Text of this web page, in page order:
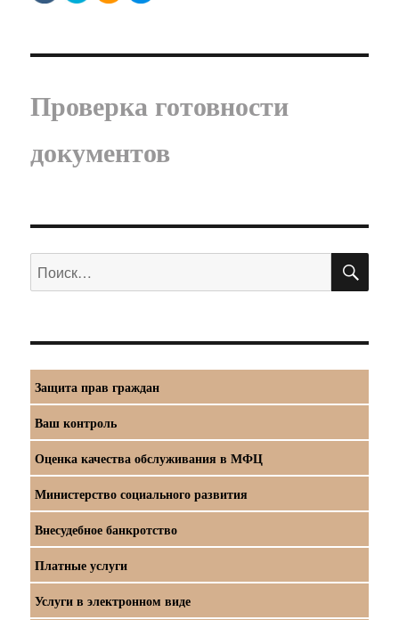
Проверка готовности
документов
Искать:
Защита прав граждан
Ваш контроль
Оценка качества обслуживания в МФЦ
Министерство социального развития
Внесудебное банкротство
Платные услуги
Услуги в электронном виде